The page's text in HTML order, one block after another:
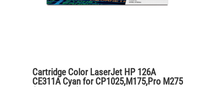
Cartridge Color LaserJet HP 126A
CE311A Cyan for CP1025,M175,Pro M275